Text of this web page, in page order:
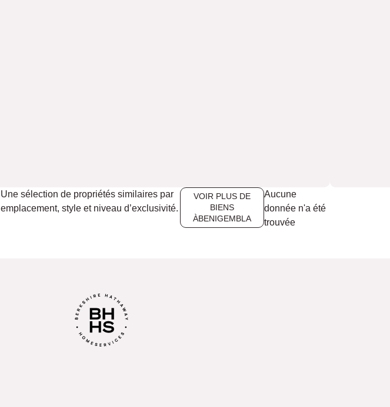
Une sélection de propriétés similaires par
emplacement, style et niveau d’exclusivité.
VOIR PLUS DE
BIENS
ÀBENIGEMBLA
Aucune
donnée n'a été
trouvée